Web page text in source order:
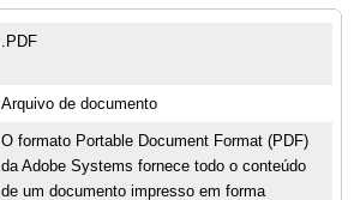
.PDF
Arquivo de documento
O formato Portable Document Format (PDF)
da Adobe Systems fornece todo o conteúdo
de um documento impresso em forma